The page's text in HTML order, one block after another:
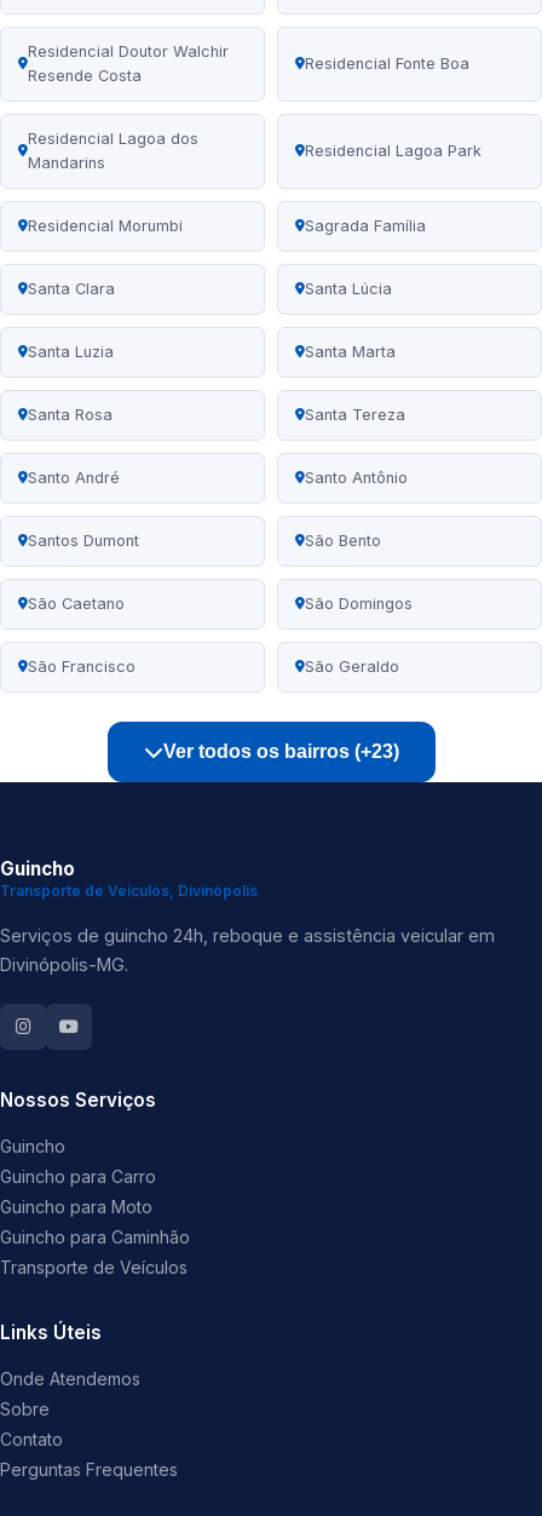
Residencial Doutor Walchir
Resende Costa
Residencial Fonte Boa
Residencial Lagoa dos
Mandarins
Residencial Lagoa Park
Residencial Morumbi Sagrada Família
Santa Clara Santa Lúcia
Santa Luzia Santa Marta
Santa Rosa Santa Tereza
Santo André Santo Antônio
Santos Dumont São Bento
São Caetano São Domingos
São Francisco São Geraldo
Ver todos os bairros (+23)
Guincho
Transporte de Veículos, Divinópolis
Serviços de guincho 24h, reboque e assistência veicular em
Divinópolis-MG.
Nossos Serviços
Guincho
Guincho para Carro
Guincho para Moto
Guincho para Caminhão
Transporte de Veículos
Links Úteis
Onde Atendemos
Sobre
Contato
Perguntas Frequentes